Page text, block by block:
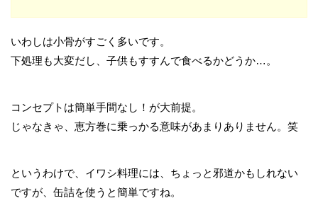
いわしは小骨がすごく多いです。
下処理も大変だし、子供もすすんで食べるかどうか…。
コンセプトは簡単手間なし！が大前提。
じゃなきゃ、恵方巻に乗っかる意味があまりありません。笑
というわけで、イワシ料理には、ちょっと邪道かもしれない
ですが、缶詰を使うと簡単ですね。